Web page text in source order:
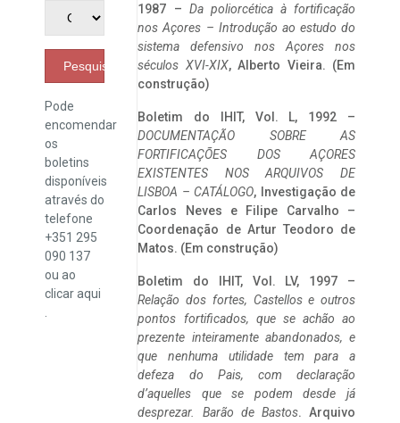
Pesquisar
Pode
encomendar
os
boletins
disponíveis
através do
telefone
+351 295
090 137
ou ao
clicaraqui
1987 – Da poliorcética à fortificação
nos Açores – Introdução ao estudo do
sistema defensivo nos Açores nos
séculos XVI-XIX, Alberto Vieira. (Em
construção)
Boletim do IHIT, Vol. L, 1992 –
DOCUMENTAÇÃO SOBRE AS
FORTIFICAÇÕES DOS AÇORES
EXISTENTES NOS ARQUIVOS DE
LISBOA – CATÁLOGO, Investigação de
Carlos Neves e Filipe Carvalho –
Coordenação de Artur Teodoro de
Matos. (Em construção)
Boletim do IHIT, Vol. LV, 1997 –
Relação dos fortes, Castellos e outros
pontos fortificados, que se achão ao
prezente inteiramente abandonados, e
que nenhuma utilidade tem para a
defeza do Pais, com declaração
d’aquelles que se podem desde já
desprezar. Barão de Bastos. Arquivo